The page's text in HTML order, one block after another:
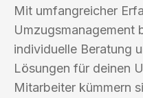
Mit umfangreicher
Umzugsmanagement
individuelle Beratung
Lösungen für deinen
Mitarbeiter kümmern